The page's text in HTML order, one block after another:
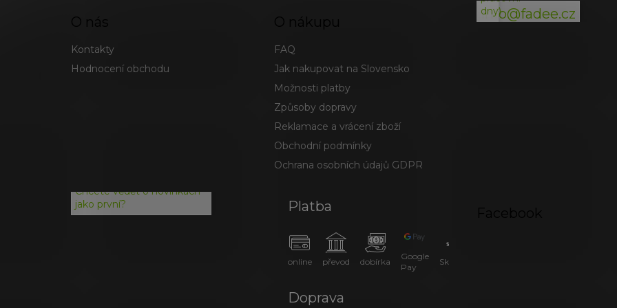
O nás
Kontakty
Hodnocení obchodu
FAQ
Jak nakupovat na Slovensko
Možnosti platby
Způsoby dopravy
Reklamace a vrácení zboží
Obchodní podmínky
Ochrana osobních údajů GDPR
info@fadee.cz
dny)
Chcete vědět o novinkách
jako první?
Platba
online převod dobírka
Google
Pay
SkipPay
Doprava